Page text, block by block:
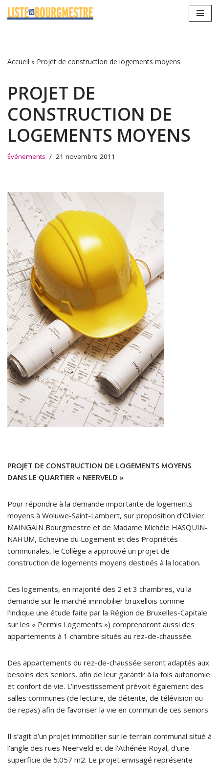
Accueil » Projet de construction de logements moyens
PROJET DE
CONSTRUCTION DE
LOGEMENTS MOYENS
Événements 21 novembre 2011
PROJET DE CONSTRUCTION DE LOGEMENTS MOYENS
DANS LE QUARTIER « NEERVELD »
Pour répondre à la demande importante de logements
moyens à Woluwe-Saint-Lambert, sur proposition d’Olivier
MAINGAIN Bourgmestre et de Madame Michèle HASQUIN-
NAHUM, Echevine du Logement et des Propriétés
communales, le Collège a approuvé un projet de
construction de logements moyens destinés à la location.
Ces logements, en majorité des 2 et 3 chambres, vu la
demande sur le marché immobilier bruxellois comme
l’indique une étude faite par la Région de Bruxelles-Capitale
sur les « Permis Logements ») comprendront aussi des
appartements à 1 chambre situés au rez-de-chaussée.
Des appartements du rez-de-chaussée seront adaptés aux
besoins des seniors, afin de leur garantir à la fois autonomie
et confort de vie. L’investissement prévoit également des
salles communes (de lecture, de détente, de télévision ou
de repas) afin de favoriser la vie en commun de ces seniors.
Il s’agit d’un projet immobilier sur le terrain communal situé à
l’angle des rues Neerveld et de l’Athénée Royal, d’une
superficie de 5.057 m2. Le projet envisagé représente